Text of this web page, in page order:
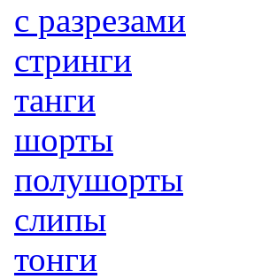
с разрезами
стринги
танги
шорты
полушорты
слипы
тонги